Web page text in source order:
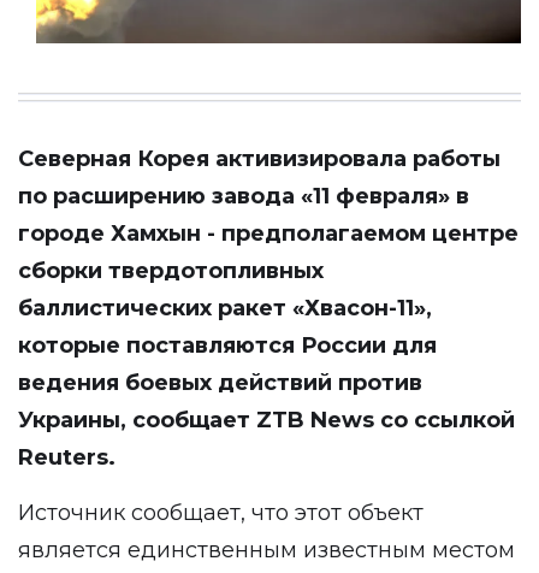
Северная Корея активизировала работы
по расширению завода «11 февраля» в
городе Хамхын - предполагаемом центре
сборки твердотопливных
баллистических ракет «Хвасон-11»,
которые поставляются России для
ведения боевых действий против
Украины, сообщает ZTB News со ссылкой
Reuters.
Источник сообщает, что этот объект
является единственным известным местом